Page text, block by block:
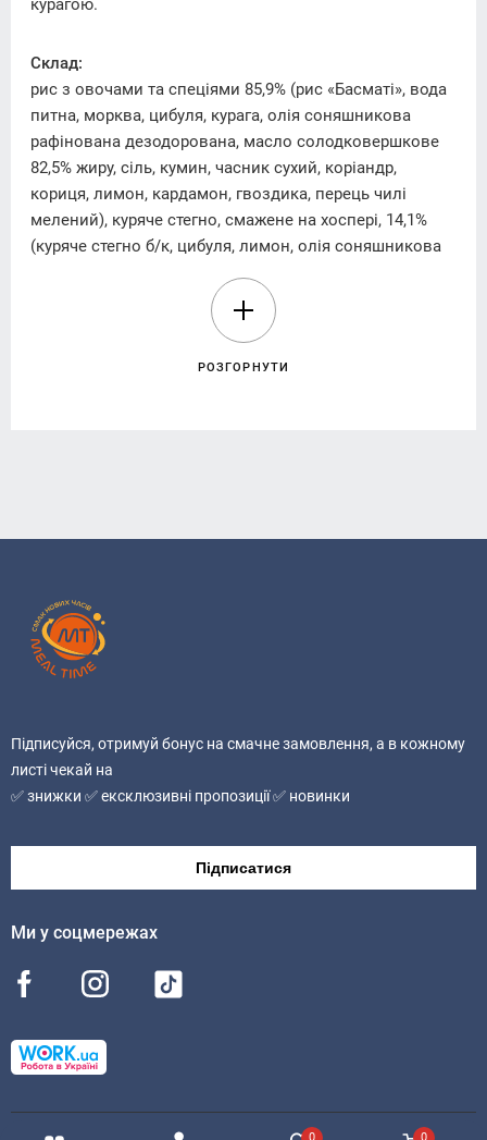
курагою.
Склад:
рис з овочами та спеціями 85,9% (рис «Басматі», вода
питна, морква, цибуля, курага, олія соняшникова
рафінована дезодорована, масло солодковершкове
82,5% жиру, сіль, кумин, часник сухий, коріандр,
кориця, лимон, кардамон, гвоздика, перець чилі
мелений), куряче стегно, смажене на хоспері, 14,1%
(куряче стегно б/к, цибуля, лимон, олія соняшникова
перець чорний мелений).
продукт містить молочні продукти. Може містити
сліди глютену, риби, яєчних продуктів, горіхів, арахісу,
насіння кунжуту, селери, гірчиці, соєвих продуктів.
РОЗГОРНУТИ
Підписуйся, отримуй бонус на смачне замовлення, а в кожному
листі чекай на
✅ знижки ✅ ексклюзивні пропозиції ✅ новинки
Підписатися
Ми у соцмережах
0 0